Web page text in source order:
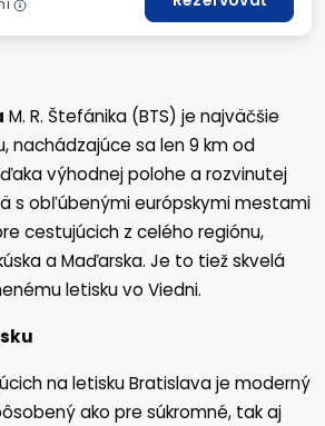
M. R. Štefánika (BTS) je najväčšie
nachádzajúce sa len 9 km od
výhodnej polohe a rozvinutej
s obľúbenými európskymi mestami
cestujúcich z celého regiónu,
a Maďarska. Je to tiež skvelá
letisku vo Viedni.
na letisku Bratislava je moderný
ako pre súkromné, tak aj